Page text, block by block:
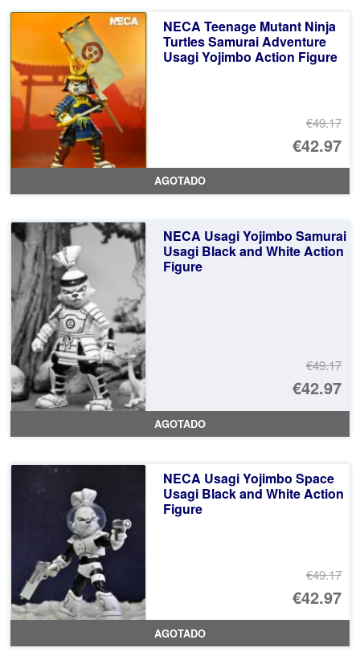
NECA Teenage Mutant Ninja
Turtles Samurai Adventure
Usagi Yojimbo Action Figure
€49.17
El
€42.97
El
AGOTADO
NECA Usagi Yojimbo Samurai
Usagi Black and White Action
Figure
€49.17
El
€42.97
El
AGOTADO
NECA Usagi Yojimbo Space
Usagi Black and White Action
Figure
€49.17
El
€42.97
El
AGOTADO